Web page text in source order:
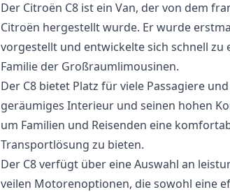
Der Citroën C8 ist ein Van, der von dem
Citroën hergestellt wurde. Er wurde
vorgestellt und entwickelte sich schnell
Familie der Großraumlimousinen.
Der C8 bietet Platz für viele Passagiere
geräumiges Interieur und seinen hohen
um Familien und Reisenden eine
Transportlösung zu bieten.
Der C8 verfügt über eine Auswahl an
veilen Motorenoptionen, die sowohl eine